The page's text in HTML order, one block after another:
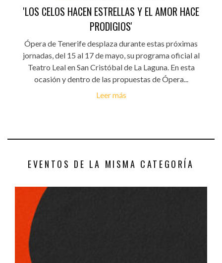
'LOS CELOS HACEN ESTRELLAS Y EL AMOR HACE
PRODIGIOS'
Ópera de Tenerife desplaza durante estas próximas
jornadas, del 15 al 17 de mayo, su programa oficial al
Teatro Leal en San Cristóbal de La Laguna. En esta
ocasión y dentro de las propuestas de Ópera...
Leer más
EVENTOS DE LA MISMA CATEGORÍA